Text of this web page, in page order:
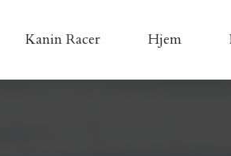
Kanin Racer Hjem